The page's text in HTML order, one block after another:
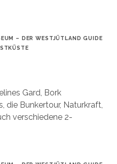
– DER WESTJÜTLAND GUIDE
Gard, Bork
die Bunkertour, Naturkraft,
verschiedene 2-